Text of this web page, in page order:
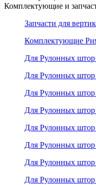
Комплектующие и
Запчасти для
Комплектующие
Для Рулонных
Для Рулонных
Для Рулонных штор
Для Рулонных штор
Для Рулонных штор
Для Рулонных
Для Рулонных
Для Рулонных